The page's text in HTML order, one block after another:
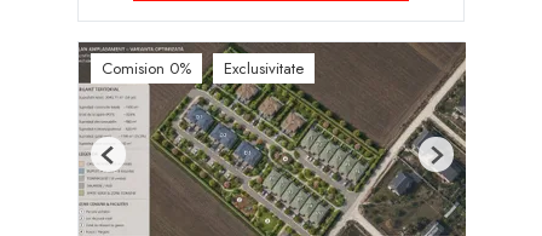
Comision 0% Exclusivitate
Previous Next